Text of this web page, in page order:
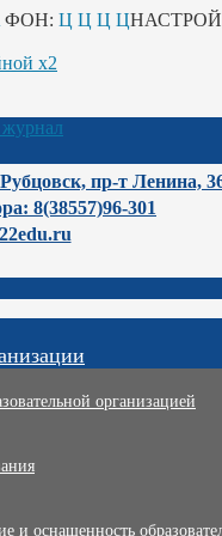
ФОН: Ц Ц Ц Ц
х2
пр-т Ленина,
8(38557)96-301
организацией
и оснащенность